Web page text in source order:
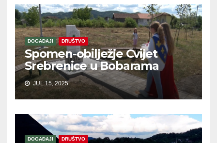
DOGAĐAJI DRUŠTVO
Spomen-obilježje Cvijet
Srebrenice u Bobarama
JUL 15, 2025
DOGAĐAJI DRUŠTVO